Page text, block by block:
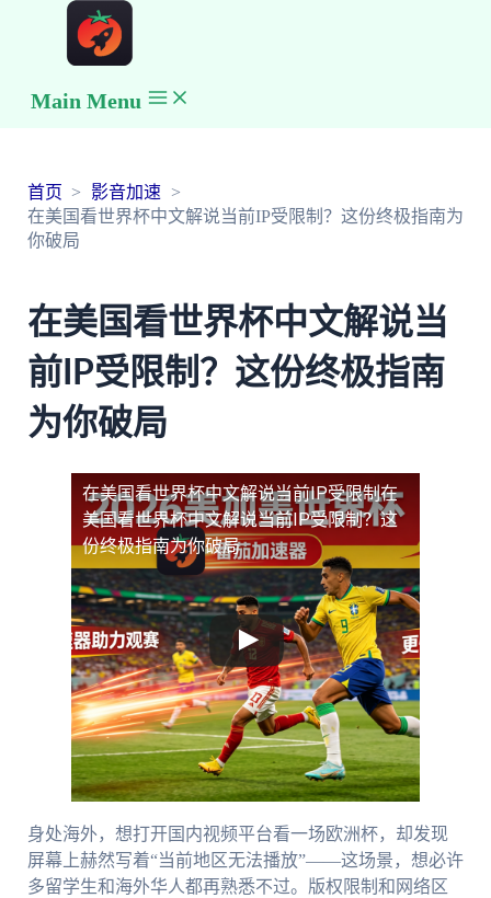
Main Menu
首页
影音加速
在美国看世界杯中文解说当前IP受限制？这份终极指南为
你破局
在美国看世界杯中文解说当
前IP受限制？这份终极指南
为你破局
在美国看世界杯中文解说当前IP受限制在
美国看世界杯中文解说当前IP受限制？这
份终极指南为你破局
身处海外，想打开国内视频平台看一场欧洲杯，却发现
屏幕上赫然写着“当前地区无法播放”——这场景，想必许
多留学生和海外华人都再熟悉不过。版权限制和网络区